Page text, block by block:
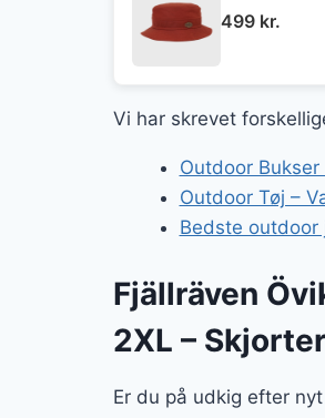
499 kr.
Vi har skrevet
Outdoor
Outdoor Tøj –
Bedste outdoor
Fjällräven
2XL – Skjorter
Er du på udkig efter